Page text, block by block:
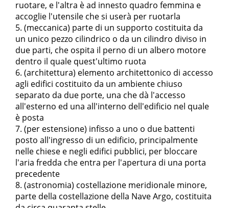
ruotare, e l'altra è ad innesto quadro femmina e
accoglie l'utensile che si userà per ruotarla
(meccanica) parte di un supporto costituita da
un unico pezzo cilindrico o da un cilindro diviso in
due parti, che ospita il perno di un albero motore
dentro il quale quest'ultimo ruota
(architettura) elemento architettonico di accesso
agli edifici costituito da un ambiente chiuso
separato da due porte, una che dà l'accesso
all'esterno ed una all'interno dell'edificio nel quale
è posta
(per estensione) infisso a uno o due battenti
posto all'ingresso di un edificio, principalmente
nelle chiese e negli edifici pubblici, per bloccare
l'aria fredda che entra per l'apertura di una porta
precedente
(astronomia) costellazione meridionale minore,
parte della costellazione della Nave Argo, costituita